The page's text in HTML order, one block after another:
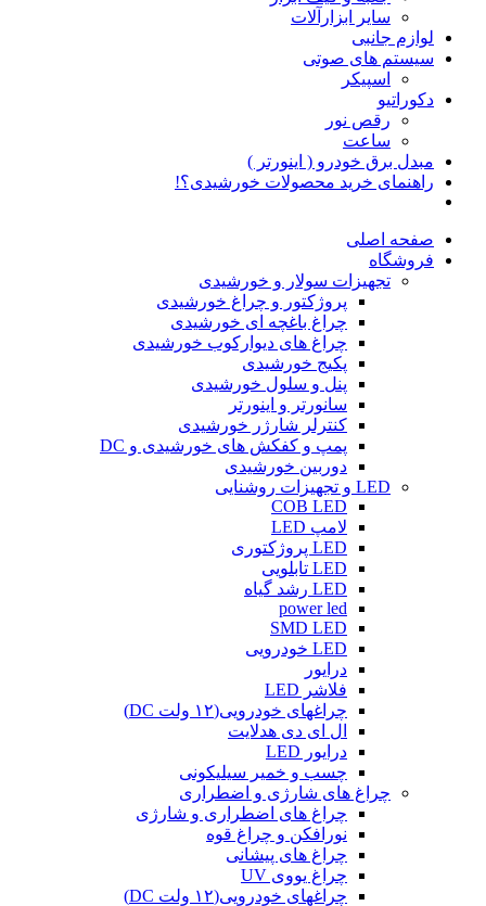
سایر ابزارآلات
لوازم جانبی
سیستم های صوتی
اسپیکر
دکوراتیو
رقص نور
ساعت
مبدل برق خودرو ( اینورتر )
راهنمای خرید محصولات خورشیدی؟!
صفحه اصلی
فروشگاه
تجهیزات سولار و خورشیدی
پروژکتور و چراغ خورشیدی
چراغ باغچه ای خورشیدی
چراغ های دیوارکوب خورشیدی
پکیج خورشیدی
پنل و سلول خورشیدی
سانورتر و اینورتر
کنترلر شارژر خورشیدی
پمپ و کفکش های خورشیدی و DC
دوربین خورشیدی
LED و تجهیزات روشنایی
COB LED
لامپ LED
LED پروژکتوری
LED تابلویی
LED رشد گیاه
power led
SMD LED
LED خودرویی
درایور
فلاشر LED
چراغهای خودرویی(۱۲ ولت DC)
ال ای دی هدلایت
درایور LED
چسب و خمیر سیلیکونی
چراغ های شارژی و اضطراری
چراغ های اضطراری و شارژی
نورافکن و چراغ قوه
چراغ های پیشانی
چراغ یووی UV
چراغهای خودرویی(۱۲ ولت DC)